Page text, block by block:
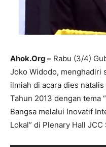
Ahok.Org – Rabu (3/4)
Joko Widodo, menghadiri
ilmiah di acara dies
Tahun 2013 dengan tema
Bangsa melalui Inovatif
Lokal” di Plenary Hall